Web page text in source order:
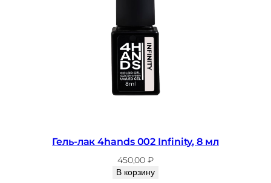
Гель-лак 4hands 002 Infinity, 8 мл
450,00₽
В корзину